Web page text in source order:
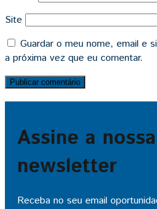
Site
Guardar o meu nome, email e
a próxima vez que eu comentar.
Assine a nossa
newsletter
Receba no seu email